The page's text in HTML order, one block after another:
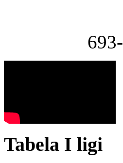
Tabela I ligi